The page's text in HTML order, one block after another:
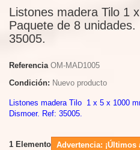
Listones madera Tilo 1
Paquete de 8
35005.
Referencia OM-MAD1005
Condición: Nuevo producto
Listones madera Tilo 1 x 5 x 1000
Dismoer. Ref: 35005.
1 Elemento Advertencia: